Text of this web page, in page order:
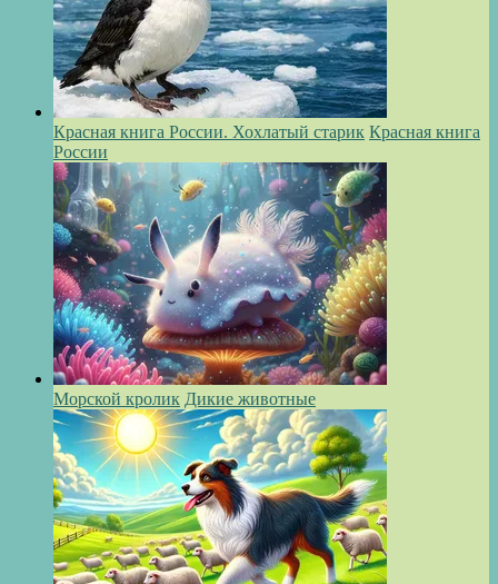
Красная книга России. Хохлатый старик Красная книга
России
Морской кролик Дикие животные